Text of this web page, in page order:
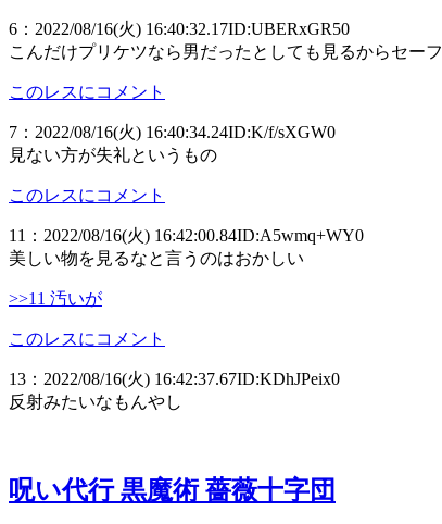
6 ： 2022/08/16(火) 16:40:32.17ID:UBERxGR50
こんだけプリケツなら男だったとしても見るからセーフ
このレスにコメント
7 ： 2022/08/16(火) 16:40:34.24ID:K/f/sXGW0
見ない方が失礼というもの
このレスにコメント
11 ： 2022/08/16(火) 16:42:00.84ID:A5wmq+WY0
美しい物を見るなと言うのはおかしい
>>11 汚いが
このレスにコメント
13 ： 2022/08/16(火) 16:42:37.67ID:KDhJPeix0
反射みたいなもんやし
呪い代行 黒魔術 薔薇十字団